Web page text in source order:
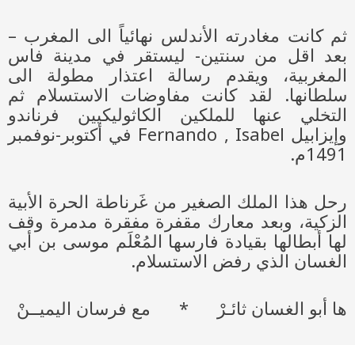
ثم كانت مغادرته الأندلس نهائياً الى المغرب –
بعد اقل من سنتين- ليستقر في مدينة فاس
المغربية، ويقدم رسالة اعتذار مطولة الى
سلطانها. لقد كانت مفاوضات الاستسلام ثم
التخلي عنها للملكين الكاثوليكيين فرناندو
وإيزابيل Fernando , Isabel في أكتوبر-نوفمبر
1491م.
رحل هذا الملك الصغير من غَرناطة الحرة الأبية
الزكية، وبعد معارك مقفرة مفقرة مدمرة وقف
لها أبطالها بقيادة فارسها المُعْلَم موسى بن أبي
الغسان الذي رفض الاستسلام.
ها أبو الغسان ثائـرْ * مع فرسان اليميــنْ